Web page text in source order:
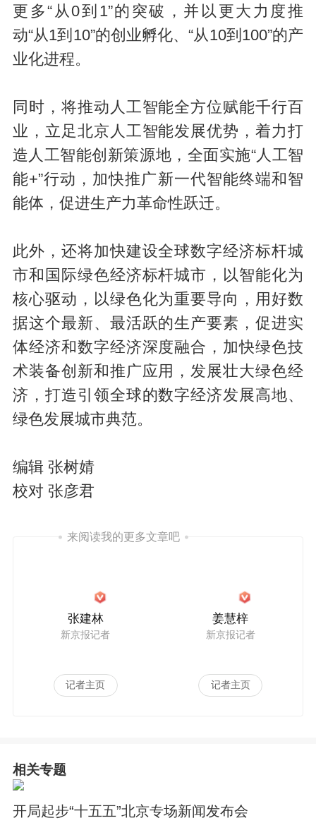
更多“从0到1”的突破，并以更大力度推
动“从1到10”的创业孵化、“从10到100”的产
业化进程。
同时，将推动人工智能全方位赋能千行百
业，立足北京人工智能发展优势，着力打
造人工智能创新策源地，全面实施“人工智
能+”行动，加快推广新一代智能终端和智
能体，促进生产力革命性跃迁。
此外，还将加快建设全球数字经济标杆城
市和国际绿色经济标杆城市，以智能化为
核心驱动，以绿色化为重要导向，用好数
据这个最新、最活跃的生产要素，促进实
体经济和数字经济深度融合，加快绿色技
术装备创新和推广应用，发展壮大绿色经
济，打造引领全球的数字经济发展高地、
绿色发展城市典范。
编辑 张树婧
校对 张彦君
来阅读我的更多文章吧
张建林
新京报记者
记者主页
姜慧梓
新京报记者
记者主页
相关专题
开局起步“十五五”北京专场新闻发布会